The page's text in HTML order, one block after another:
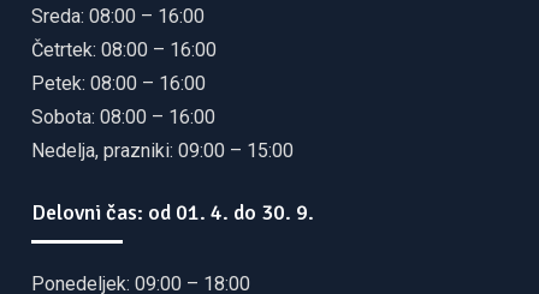
Sreda: 08:00 – 16:00
Četrtek: 08:00 – 16:00
Petek: 08:00 – 16:00
Sobota: 08:00 – 16:00
Nedelja, prazniki: 09:00 – 15:00
Delovni čas: od 01. 4. do 30. 9.
Ponedeljek: 09:00 – 18:00